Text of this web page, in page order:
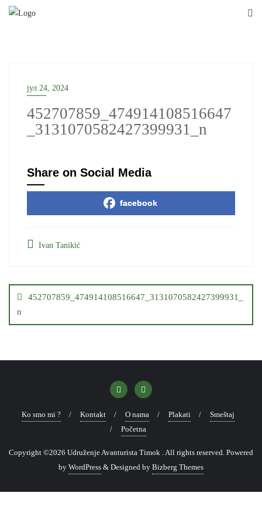
Skip
јул 24, 2024
452707859_474914108516647
_3131070582427399931_n
Share on Social Media
facebook
Ivan Tanikić
чланка
452707859_474914108516647_3131070582427399931_
n
Ko smo mi ? Kontakt O nama Plakati
Smeštaj
Početna
Copyright ©2026 Udruženje Avanturista Timok . All rights reserved. Powered
by WordPress & Designed by Bizberg Themes